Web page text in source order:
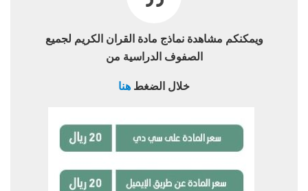
ويمكنكم مشاهدة نماذج مادة القران الكريم لجميع
الصفوف الدراسية من
خلال الضغط هنا